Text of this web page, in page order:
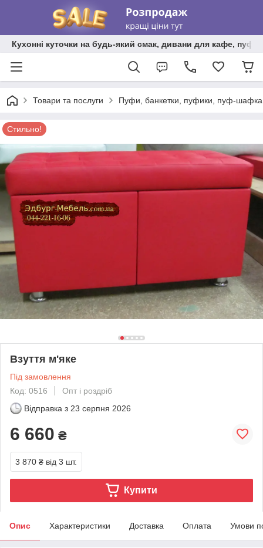
Кухонні куточки на будь-який смак, дивани для кафе,
Товари та послуги Пуфи, банкетки, пуфики, пуф-
Стильно!
Взуття м'яке
Під замовлення
Код: 0516
Опт і роздріб
Відправка з 23 серпня 2026
6 660 ₴
3 870 ₴ від 3 шт.
Купити
Опис Характеристики Доставка Оплата Умови